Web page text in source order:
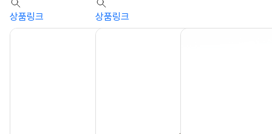
상품링크 상품링크